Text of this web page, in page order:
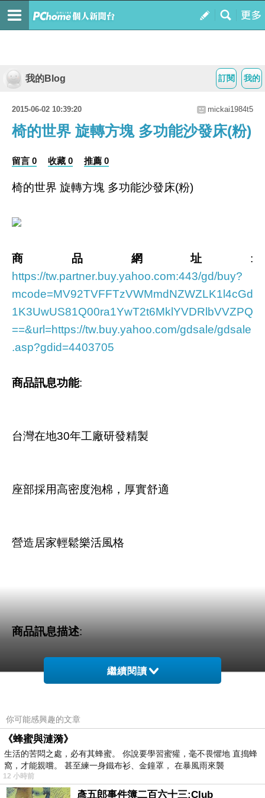
我的
訂閱
我的Blog
2015-06-02 10:39:20 mickai1984t5
椅的世界 旋轉方塊 多功能沙發床(粉)
留言 0 收藏 0 推薦 0
椅的世界 旋轉方塊 多功能沙發床(粉)
商品網址 :
https://tw.partner.buy.yahoo.com:443/gd/buy?
mcode=MV92TVFFTzVWMmdNZWZLK1l4cGd
1K3UwUS81Q00ra1YwT2t6MklYVDRlbVVZPQ
==&url=https://tw.buy.yahoo.com/gdsale/gdsale
.asp?gdid=4403705
商品訊息功能:
台灣在地30年工廠研發精製
座部採用高密度泡棉，厚實舒適
營造居家輕鬆樂活風格
商品訊息描述:
創意沙發！簡約時尚的設計風格，兼具實用性高的沙發床，是現在最發燒
族群的喜愛。日式設計簡約時尚經典款式，高質感風格，充分展現現代
最適合的選擇哦！
繼續閱讀
你可能感興趣的文章
《蜂蜜與漣漪》
生活的苦悶之處，必有其蜂蜜。 你說要學習蜜獾，毫不畏懼地 直搗蜂
窩，才能親嚐。 甚至練一身鐵布衫、金鐘罩， 在暴風雨來襲
12 小時前
彥五郎事件簿二百六十三:Club